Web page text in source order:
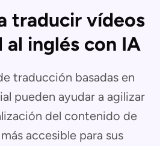
traducir vídeos
al inglés con IA
traducción basadas en
pueden ayudar a agilizar
del contenido de
accesible para sus